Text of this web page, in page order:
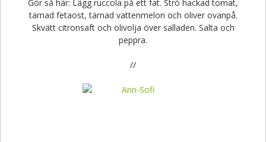
Gör så här: Lägg ruccola på ett fat. Strö hackad tomat,
tärnad fetaost, tärnad vattenmelon och oliver ovanpå.
Skvätt citronsaft och olivolja över salladen. Salta och
peppra.
//